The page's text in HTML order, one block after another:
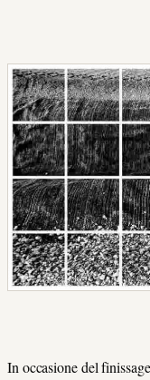
In occasione del